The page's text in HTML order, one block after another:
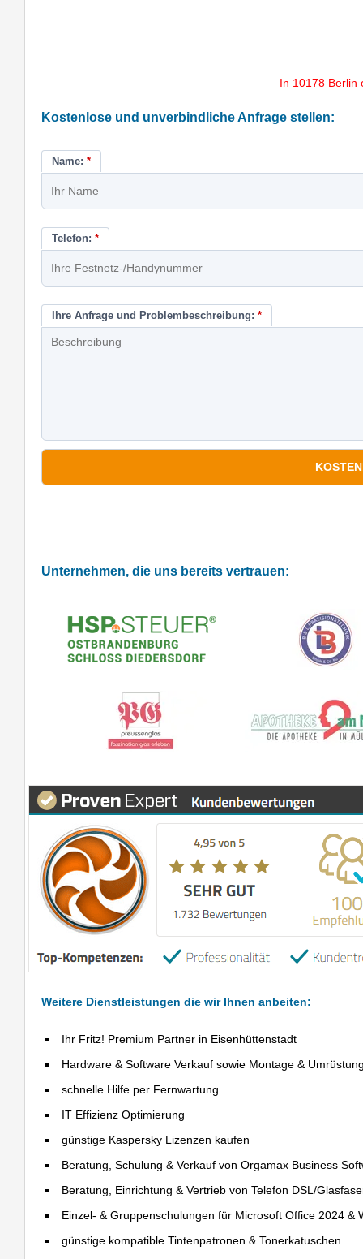
In 10178
Kostenlose und unverbindliche Anfrage stellen:
Name: *
Telefon: *
Ihre Anfrage und Problembeschreibung: *
Unternehmen, die uns bereits vertrauen:
Weitere Dienstleistungen die wir Ihnen anbeiten:
Ihr Fritz! Premium Partner in Eisenhüttenstadt
Hardware & Software Verkauf sowie Montage &
schnelle Hilfe per Fernwartung
IT Effizienz Optimierung
günstige Kaspersky Lizenzen kaufen
Beratung, Schulung & Verkauf von Orgamax Business
Beratung, Einrichtung & Vertrieb von Telefon DSL/
Einzel- & Gruppenschulungen für Microsoft Office 2024 &
günstige kompatible Tintenpatronen & Tonerkatuschen